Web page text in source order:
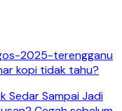
2025-terengganu
kopi tidak tahu?
Sedar Sampai Jadi